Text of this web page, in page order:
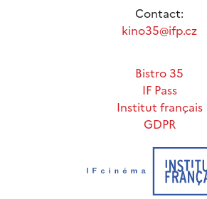
Contact:
kino35@ifp.cz
Bistro 35
IF Pass
Institut français
GDPR